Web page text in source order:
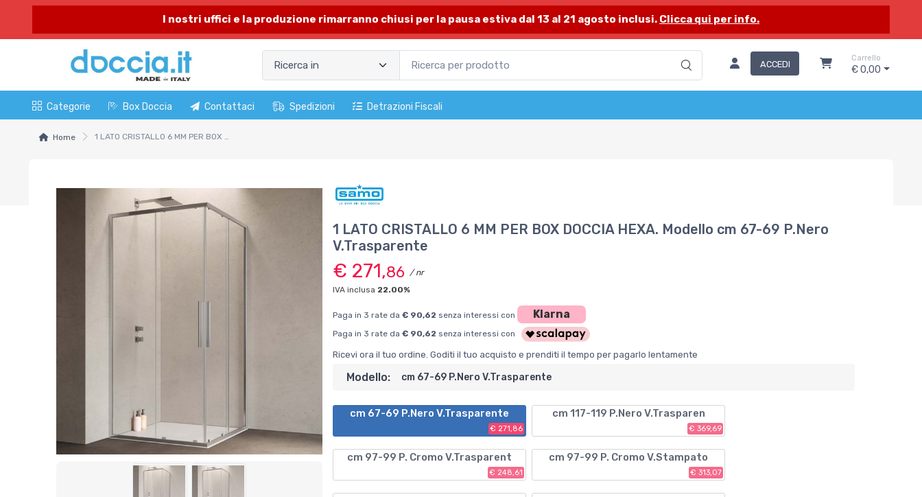
I nostri uffici e la produzione rimarranno chiusi per la pausa estiva dal 13 al 21 agosto inclusi. Clicca qui per info.
ACCEDI
Carrello
€ 0,00
Categorie Box Doccia Contattaci Spedizioni Detrazioni Fiscali
Home 1 LATO CRISTALLO 6 MM PER BOX DOCCIA HEXA. Modello cm 67-69 P.Nero V.Trasparente
1 LATO CRISTALLO 6 MM PER BOX DOCCIA HEXA. Modello cm 67-69 P.Nero
V.Trasparente
€ 271,86
/ nr
IVA inclusa 22.00%
Paga in 3 rate da€ 90,62 senza interessi con Klarna
Paga in 3 rate da€ 90,62 senza interessi con
Ricevi ora il tuo ordine. Goditi il tuo acquisto e prenditi il tempo per pagarlo lentamente
Modello: cm 67-69 P.Nero V.Trasparente
cm 67-69 P.Nero V.Trasparente
€ 271,86
cm 117-119 P.Nero V.Trasparen
€ 369,69
cm 97-99 P. Cromo V.Trasparent
€ 248,61
cm 97-99 P. Cromo V.Stampato
€ 313,07